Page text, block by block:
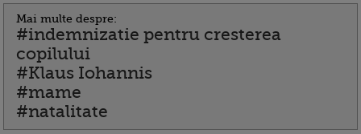
Mai multe despre:
#indemnizatie pentru cresterea
copilului
#Klaus Iohannis
#mame
#natalitate